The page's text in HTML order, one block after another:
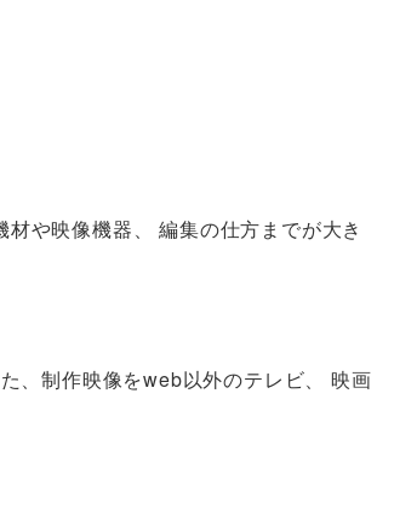
や映像機器、 編集の仕方までが大き
、制作映像をweb以外のテレビ、 映画